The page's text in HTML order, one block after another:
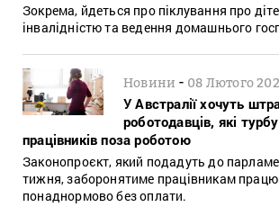
Зокрема, йдеться про піклування про
інвалідністю та ведення домашнього
Новини - 08 Лютого
У Австралії хочуть
роботодавців, які
працівників поза роботою
Законопроєкт, який подадуть до
тижня, заборонятиме працівникам
понаднормово без оплати.